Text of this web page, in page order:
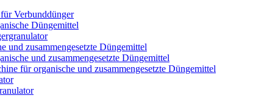
Verbunddünger
Düngemittel
und zusammengesetzte Düngemittel
und zusammengesetzte Düngemittel
für organische und zusammengesetzte Düngemittel